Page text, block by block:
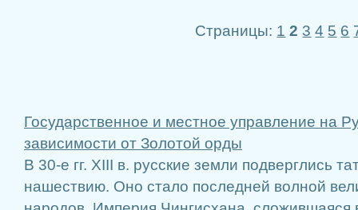
Страницы: 1 2 3 4 5 6
Государственное и местное управление на
зависимости от Золотой орды
В 30-е гг. XIII в. русские земли подверглись
нашествию. Оно стало последней волной